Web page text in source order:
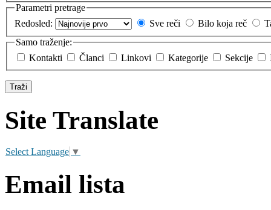
Parametri pretrage
Redosled:
Sve reči Bilo koja reč
Samo traženje:
Kontakti
Članci Linkovi Kategorije Sekcije
Site Translate
Select Language ▼
Email lista